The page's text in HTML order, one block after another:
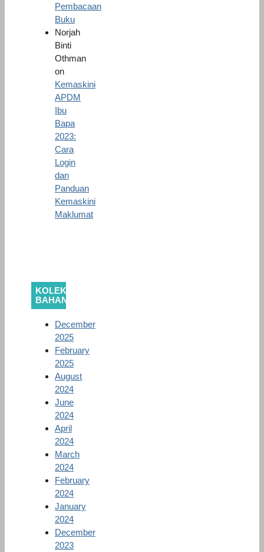
Pembacaan
Buku
Norjah
Binti
Othman
on
Kemaskini
APDM
Ibu
Bapa
2023:
Cara
Login
dan
Panduan
Kemaskini
Maklumat
KOLEKSI
BAHAN
December
2025
February
2025
August
2024
June
2024
April
2024
March
2024
February
2024
January
2024
December
2023